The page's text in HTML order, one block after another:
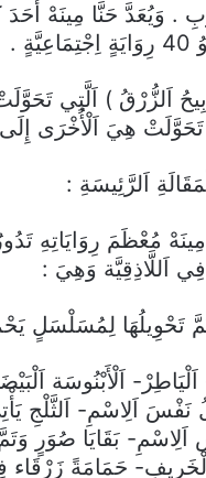
. وَيُعَدَّ حَنَّا مِينَهْ أَحَدَ
.
اَلزُّرْقُ ) اَلَّتِي
هِيَ اَلْأُخْرَى
اَلرَّئِيسَةِ :
مُعْظَمَ رِوَايَاتِهِ
فِي اَللَّاذِقِيَّة وَهِيَ :
تَحْوِيلُهَا لِمُسَلْسَلٍ
اَلْأَبْنُوسَة
اَلِاسْمِ- اَلثَّلْجِ
اَلِاسْمِ- بَقَايَا صُوَرٍ
حَمَامَةً